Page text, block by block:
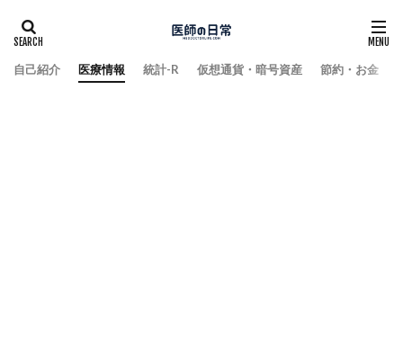
自己紹介 医療情報 統計-R 仮想通貨・暗号資産 節約・お金